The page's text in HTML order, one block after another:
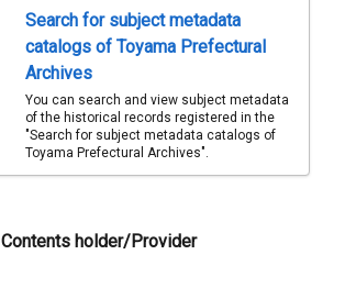
Search for subject metadata
catalogs of Toyama Prefectural
Archives
You can search and view subject metadata
of the historical records registered in the
"Search for subject metadata catalogs of
Toyama Prefectural Archives".
Contents holder/Provider